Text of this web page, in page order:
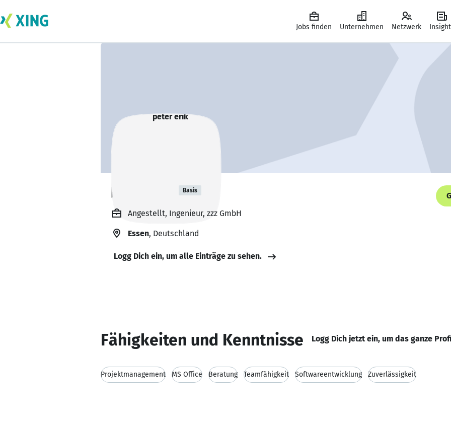
Jobs finden Unternehmen Netzwerk
peter erik Basis
Angestellt, Ingenieur, zzz GmbH
Essen, Deutschland
Logg Dich ein, um alle Einträge zu sehen.
Fähigkeiten und Kenntnisse Logg Dich jetzt ein, um das ganze
Projektmanagement MS Office Beratung Teamfähigkeit Softwareentwicklung Zuverlässigkeit